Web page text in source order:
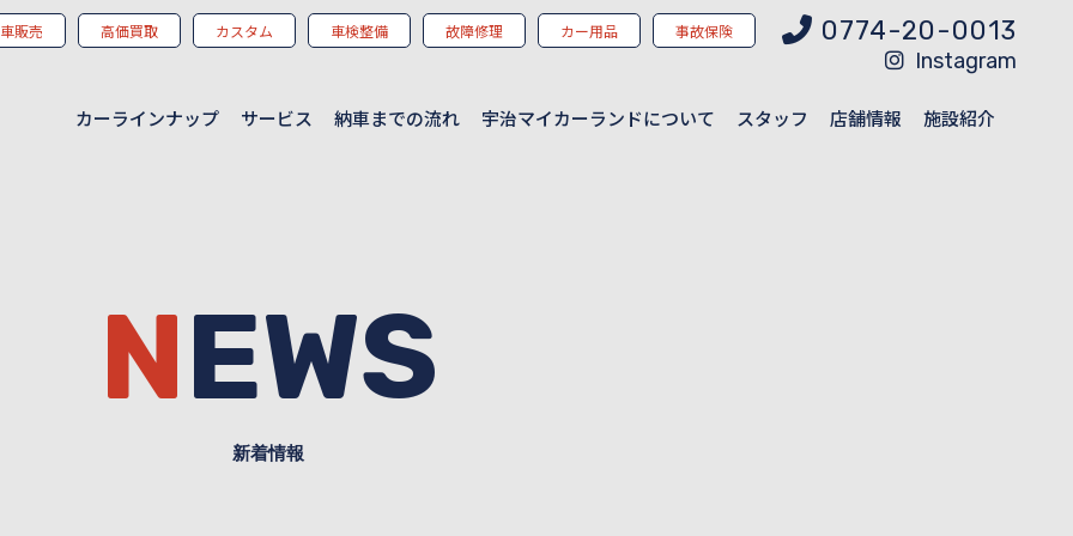
販売 高価買取 カスタム 車検整備 故障修理 カー用品 事故保険 0774-20-0013
Instagram
カーラインナップ サービス 納車までの流れ 宇治マイカーランドについて スタッフ 店舗情報 施設紹介
NEWS
新着情報